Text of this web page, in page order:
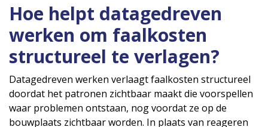
Hoe helpt datagedreven
werken om faalkosten
structureel te verlagen?
Datagedreven werken verlaagt faalkosten structureel
doordat het patronen zichtbaar maakt die voorspellen
waar problemen ontstaan, nog voordat ze op de
bouwplaats zichtbaar worden. In plaats van reageren